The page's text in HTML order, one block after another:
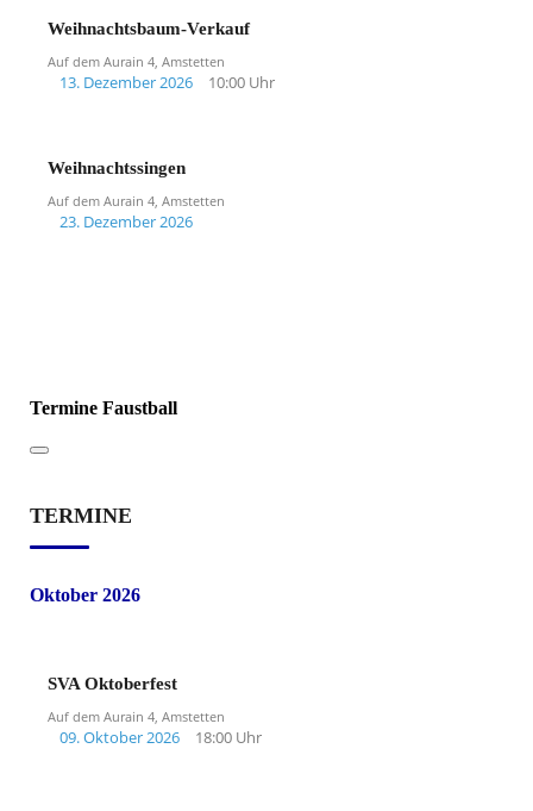
Weihnachtsbaum-Verkauf
Auf dem Aurain 4, Amstetten
13. Dezember 2026 10:00 Uhr
Weihnachtssingen
Auf dem Aurain 4, Amstetten
23. Dezember 2026
Termine Faustball
TERMINE
Oktober 2026
SVA Oktoberfest
Auf dem Aurain 4, Amstetten
09. Oktober 2026 18:00 Uhr